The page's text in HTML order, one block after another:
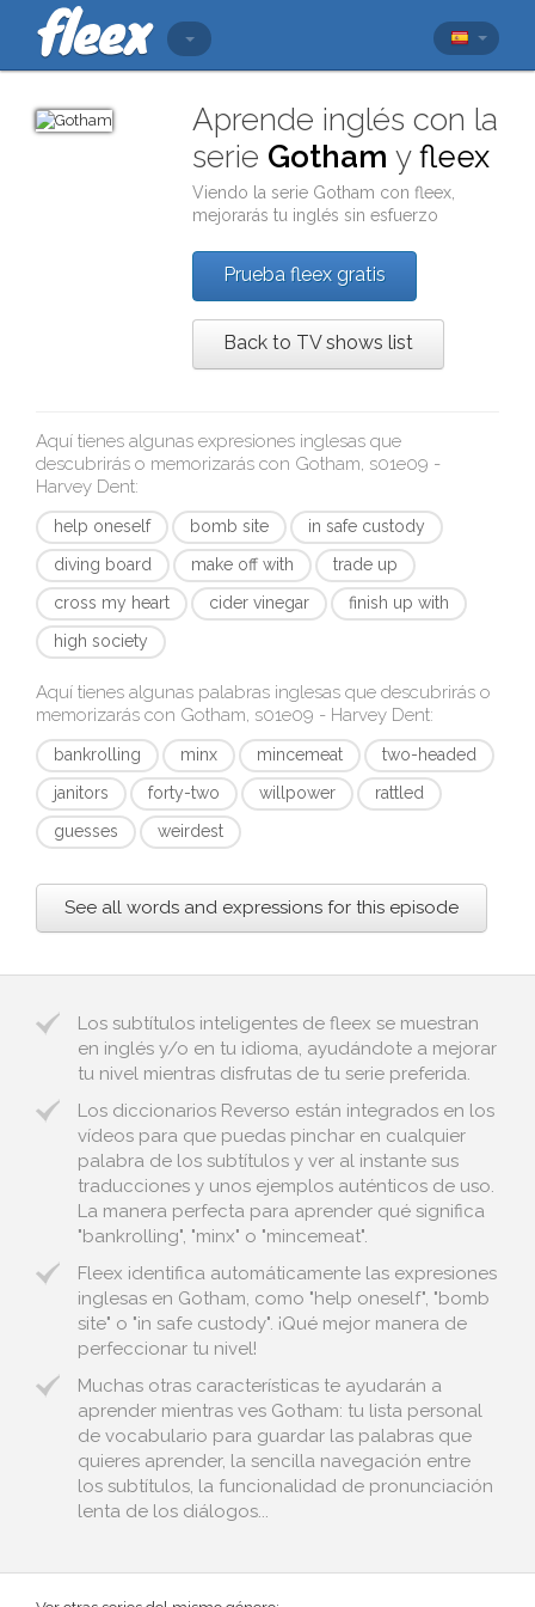
Aprende inglés con la
serie Gotham yfleex
Viendo la serie Gotham confleex
mejorarás tu inglés sin esfuerzo
Prueba fleex gratis
Back to TV shows list
Aquí tienes algunas expresiones inglesas que
descubrirás o memorizarás con Gotham, s01e09 -
Harvey Dent:
help oneself bomb site
in safe custody
diving board
make off with
trade up
cross my heart
cider vinegar
finish up with
high society
Aquí tienes algunas palabras inglesas que descubrirás o
memorizarás con Gotham, s01e09 - Harvey Dent:
bankrolling minx mincemeat
two-headed
janitors
forty-two willpower
rattled
guesses
weirdest
See all words and expressions for this episode
Los subtítulos inteligentes de fleex se muestran
en inglés y/o en tu idioma, ayudándote a mejorar
tu nivel mientras disfrutas de tu serie preferida.
Los diccionarios Reverso están integrados en los
vídeos para que puedas pinchar en cualquier
palabra de los subtítulos y ver al instante sus
traducciones y unos ejemplos auténticos de uso.
La manera perfecta para aprender qué significa
"bankrolling", "minx" o "mincemeat".
Fleex identifica automáticamente las expresiones
inglesas en Gotham, como "help oneself", "bomb
site" o "in safe custody". ¡Qué mejor manera de
perfeccionar tu nivel!
Muchas otras características te ayudarán a
aprender mientras ves Gotham: tu lista personal
de vocabulario para guardar las palabras que
quieres aprender, la sencilla navegación entre
los subtítulos, la funcionalidad de pronunciación
lenta de los diálogos...